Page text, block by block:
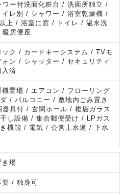
ワー付洗面化粧台 / 洗面所独立 /
イレ別 / シャワー / 浴室乾燥機 /
上 / 浴室に窓 / トイレ / 温水洗
房便座
ック / カードキーシステム / TVモ
ォン / シャッター / セキュリティ
入済
機置場 / エアコン / フローリング
/ バルコニー / 敷地内ごみ置き
具付 / 玄関ホール / 複層ガラス
し設備 / 集合郵便受け / LPガス
機能 / 電気 / 公営上水道 / 下水
き場
要 / 独身可